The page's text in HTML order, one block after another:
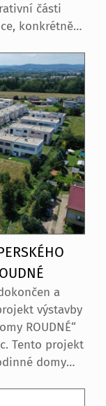
části
konkrétně
– bydlení
přízemní
s vlastní
stáním.
a
výstavby
ROUDNÉ“
Tento projekt
domy
m². Každý